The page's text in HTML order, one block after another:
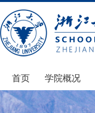
首页 学院概况
学院简介